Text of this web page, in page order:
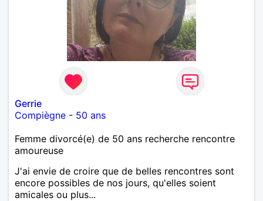
Gerrie
Compiègne - 50 ans
Femme divorcé(e) de 50 ans recherche rencontre
amoureuse
J'ai envie de croire que de belles rencontres sont
encore possibles de nos jours, qu'elles soient
amicales ou plus...